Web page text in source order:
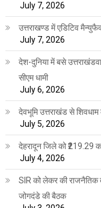
July 7, 2026
उत्तराखण्ड में एडिटिव
July 7, 2026
देश-दुनिया में बसे
सीएम धामी
July 6, 2026
देवभूमि उत्तराखंड से शिवधाम
July 5, 2026
देहरादून जिले को ₹219.29
July 4, 2026
SIR को लेकर की राजनैतिक
जोगदंडे की बैठक